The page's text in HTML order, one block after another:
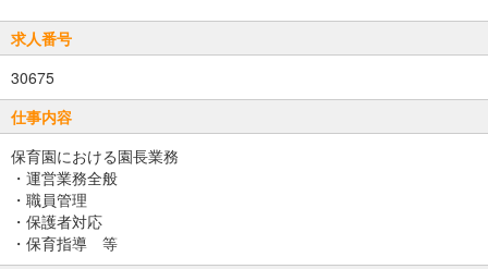
求人番号
30675
仕事内容
保育園における園長業務
・運営業務全般
・職員管理
・保護者対応
・保育指導 等